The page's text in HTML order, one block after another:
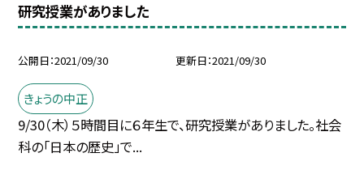
研究授業がありました
公開日 2021/09/30 更新日 2021/09/30
きょうの中正
9/30（木）５時間目に６年生で、研究授業がありました。社会
科の「日本の歴史」で...